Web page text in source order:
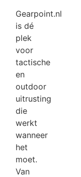
Gearpoint.nl
is dé
plek
voor
tactische
en
outdoor
uitrusting
die
werkt
wanneer
het
moet.
Van